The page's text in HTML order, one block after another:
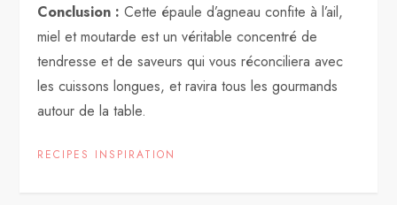
Conclusion : Cette épaule d’agneau confite à l’ail,
miel et moutarde est un véritable concentré de
tendresse et de saveurs qui vous réconciliera avec
les cuissons longues, et ravira tous les gourmands
autour de la table.
RECIPES INSPIRATION